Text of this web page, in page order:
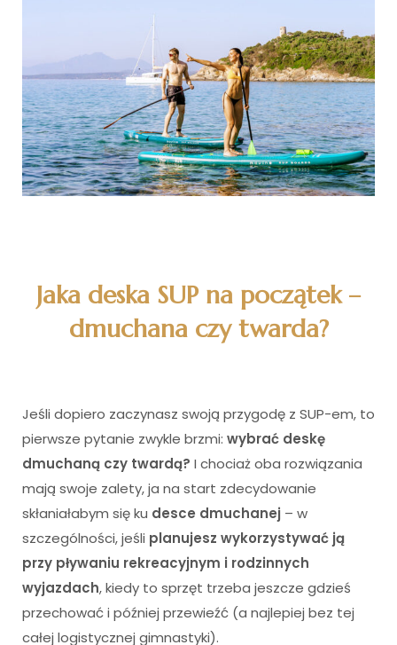
Jaka deska SUP na początek –
dmuchana czy twarda?
Jeśli dopiero zaczynasz swoją przygodę z SUP-em, to
pierwsze pytanie zwykle brzmi: wybrać deskę
dmuchaną czy twardą? I chociaż oba rozwiązania
mają swoje zalety, ja na start zdecydowanie
skłaniałabym się ku desce dmuchanej – w
szczególności, jeśli planujesz wykorzystywać ją
przy pływaniu rekreacyjnym i rodzinnych
wyjazdach, kiedy to sprzęt trzeba jeszcze gdzieś
przechować i później przewieźć (a najlepiej bez tej
całej logistycznej gimnastyki).